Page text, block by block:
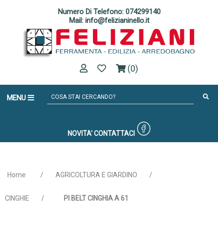
Numero Di Telefono: 074299140
Mail: info@felizianinello.it
(0)
MENU
NOVITA' CONTATTACI
Home / AGRICOLTURA E GIARDINO /
CINGHIE / PI BELT CINGHIA A 61